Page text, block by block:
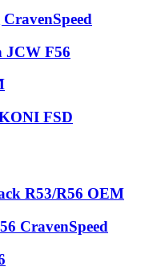
JCW F56
KONI FSD
R53/R56 OEM
CravenSpeed